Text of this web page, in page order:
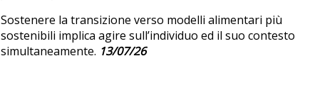
Sostenere la transizione verso modelli alimentari più
sostenibili implica agire sull’individuo ed il suo contesto
simultaneamente. 13/07/26